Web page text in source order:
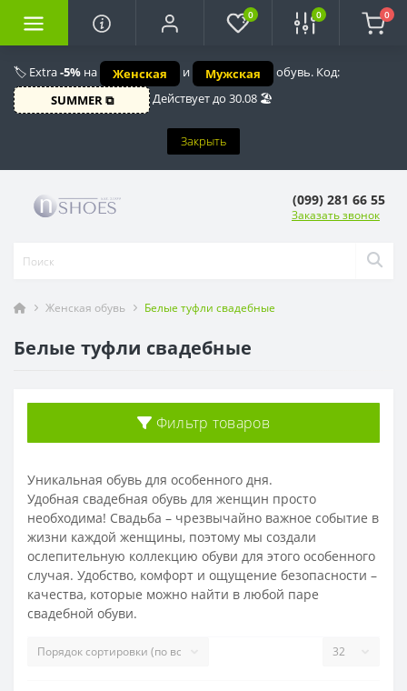
🏷️ Extra-5% на Женская и Мужская
обувь. Код:
SUMMER ⧉
Действует до 30.08 🏖️
Закрыть
0 0 0
(099) 281 66 55
Заказать звонок
Женская обувь Белые туфли свадебные
Белые туфли свадебные
Фильтр товаров
Уникальная обувь для особенного дня.
Удобная свадебная обувь для женщин просто
необходима! Свадьба – чрезвычайно важное событие в
жизни каждой женщины, поэтому мы создали
ослепительную коллекцию обуви для этого особенного
случая. Удобство, комфорт и ощущение безопасности –
качества, которые можно найти в любой паре
свадебной обуви.